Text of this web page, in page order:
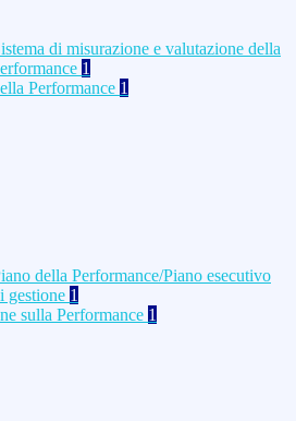
di misurazione e valutazione della
1
Performance 1
della Performance/Piano esecutivo
gestione 1
sulla Performance 1